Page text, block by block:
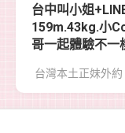
台中叫小姐
159m.43kg.小
哥一起體驗不一
台灣本土正妹外約